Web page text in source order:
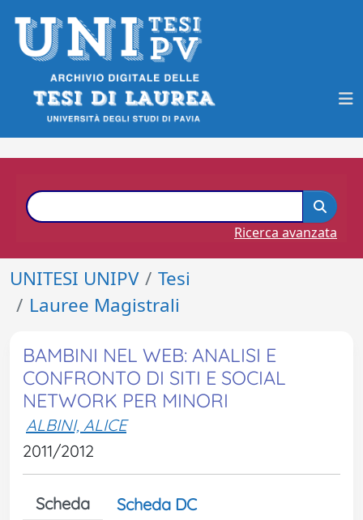
Ricerca avanzata
UNITESI UNIPV
Tesi
Lauree Magistrali
BAMBINI NEL WEB: ANALISI E
CONFRONTO DI SITI E SOCIAL
NETWORK PER MINORI
ALBINI, ALICE
2011/2012
Scheda Scheda DC